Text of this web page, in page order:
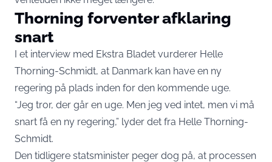
Thorning forventer afklaring
snart
I et interview med Ekstra Bladet vurderer Helle
Thorning-Schmidt, at Danmark kan have en ny
regering på plads inden for den kommende uge.
“Jeg tror, der går en uge. Men jeg ved intet, men vi må
snart få en ny regering,” lyder det fra Helle Thorning-
Schmidt.
Den tidligere statsminister peger dog på, at processen